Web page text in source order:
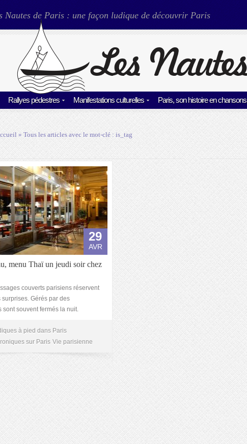
Nautes de Paris : une façon ludique de découvrir Paris
Rallyes pédestres Manifestations culturelles Paris, son histoire en chansons
» Tous les articles avec le mot-clé :is_tag
29
AVR
menu Thaï un jeudi soir chez
couverts parisiens réservent
Gérés par des
sont souvent fermés la nuit.
à pied dans Paris
sur Paris Vie parisienne